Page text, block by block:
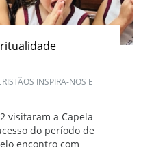
INSPIRA-NOS E
visitaram a Capela
do período de
encontro com